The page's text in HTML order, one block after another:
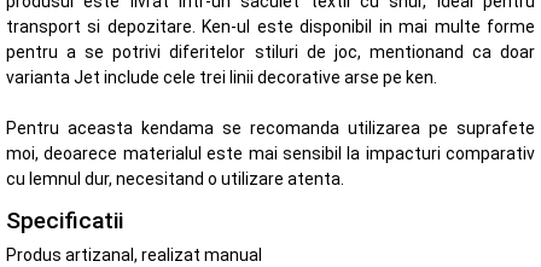
transport si depozitare. Ken-ul este disponibil in mai multe forme
pentru a se potrivi diferitelor stiluri de joc, mentionand ca doar
varianta Jet include cele trei linii decorative arse pe ken.
Pentru aceasta kendama se recomanda utilizarea pe suprafete
moi, deoarece materialul este mai sensibil la impacturi comparativ
cu lemnul dur, necesitand o utilizare atenta.
Specificatii
Produs artizanal, realizat manual